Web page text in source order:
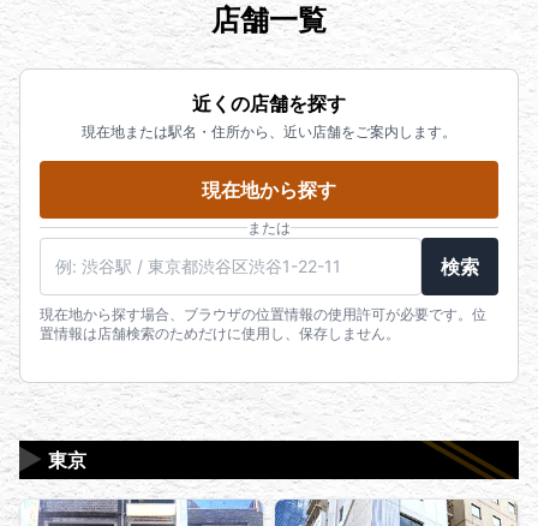
店舗一覧
近くの店舗を探す
現在地または駅名・住所から、近い店舗をご案内します。
現在地から探す
または
検索
現在地から探す場合、ブラウザの位置情報の使用許可が必要です。位
置情報は店舗検索のためだけに使用し、保存しません。
東京
▶